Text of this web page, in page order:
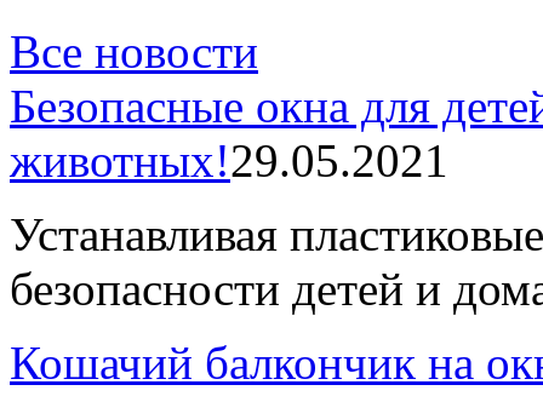
Все новости
Безопасные окна для
животных!29.05.2021
Устанавливая
безопасности детей и
Кошачий балкончик на